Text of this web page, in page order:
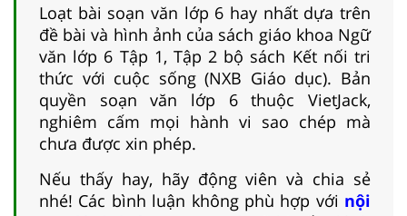
Loạt bài soạn văn lớp 6 hay nhất dựa trên
đề bài và hình ảnh của sách giáo khoa Ngữ
văn lớp 6 Tập 1, Tập 2 bộ sách Kết nối tri
thức với cuộc sống (NXB Giáo dục). Bản
quyền soạn văn lớp 6 thuộc VietJack,
nghiêm cấm mọi hành vi sao chép mà
chưa được xin phép.
Nếu thấy hay, hãy động viên và chia sẻ
nhé! Các bình luận không phù hợp với nội